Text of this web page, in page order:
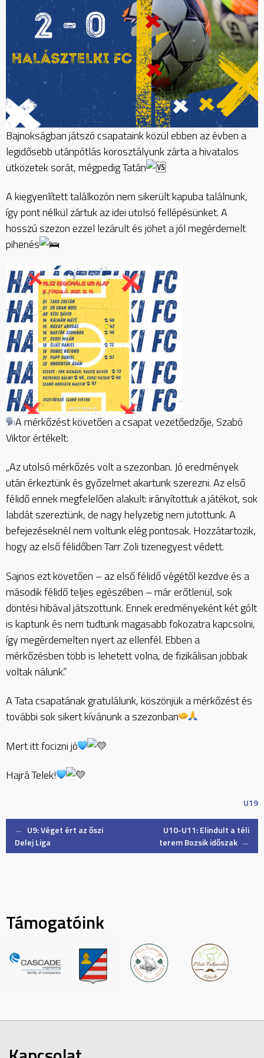
Bajnokságban játszó csapataink közül ebben az évben a
legidősebb utánpótlás korosztályunk zárta a hivatalos
ütközetek sorát, mégpedig Tatán
A kiegyenlített találkozón nem sikerült kapuba találnunk,
így pont nélkül zártuk az idei utolsó fellépésünket. A
hosszú szezon ezzel lezárult és jöhet a jól megérdemelt
pihenés
A mérkőzést követően a csapat vezetőedzője, Szabó
Viktor értékelt:
„Az utolsó mérkőzés volt a szezonban. Jó eredmények
után érkeztünk és győzelmet akartunk szerezni. Az első
félidő ennek megfelelően alakult: irányítottuk a játékot, sok
labdát szereztünk, de nagy helyzetig nem jutottunk. A
befejezéseknél nem voltunk elég pontosak. Hozzátartozik,
hogy az első félidőben Tarr Zoli tizenegyest védett.
Sajnos ezt követően – az első félidő végétől kezdve és a
második félidő teljes egészében – már erőtlenül, sok
döntési hibával játszottunk. Ennek eredményeként két gólt
is kaptunk és nem tudtunk magasabb fokozatra kapcsolni,
így megérdemelten nyert az ellenfél. Ebben a
mérkőzésben több is lehetett volna, de fizikálisan jobbak
voltak nálunk.”
A Tata csapatának gratulálunk, köszönjük a mérkőzést és
további sok sikert kívánunk a szezonban
Mert itt focizni jó
Hajrá Telek!
U19
Post
← U9: Véget ért az őszi
Delej Liga
U10-U11: Elindult a téli
terem Bozsik időszak →
Támogatóink